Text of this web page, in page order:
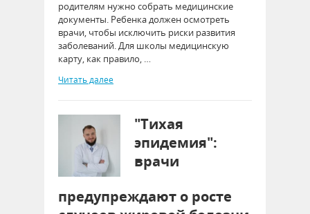
родителям нужно собрать медицинские
документы. Ребенка должен осмотреть
врачи, чтобы исключить риски развития
заболеваний. Для школы медицинскую
карту, как правило, …
Читать далее
"Тихая
эпидемия":
врачи
предупреждают о росте